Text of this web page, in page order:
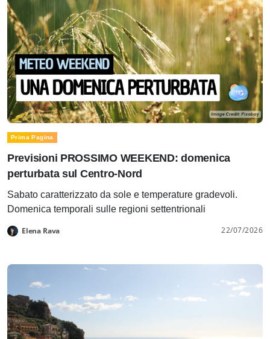
Prima Pagina
Previsioni PROSSIMO WEEKEND: domenica
perturbata sul Centro-Nord
Sabato caratterizzato da sole e temperature gradevoli.
Domenica temporali sulle regioni settentrionali
Elena Rava 22/07/2026